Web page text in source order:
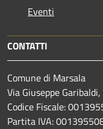
Eventi
CONTATTI
Comune di Marsala
Via Giuseppe
Codice Fiscale:
Partita IVA: